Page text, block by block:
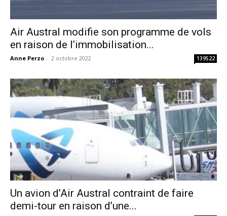
Air Austral modifie son programme de vols
en raison de l’immobilisation...
Anne Perzo - 2 octobre 2022 139522
Un avion d’Air Austral contraint de faire
demi-tour en raison d’une...